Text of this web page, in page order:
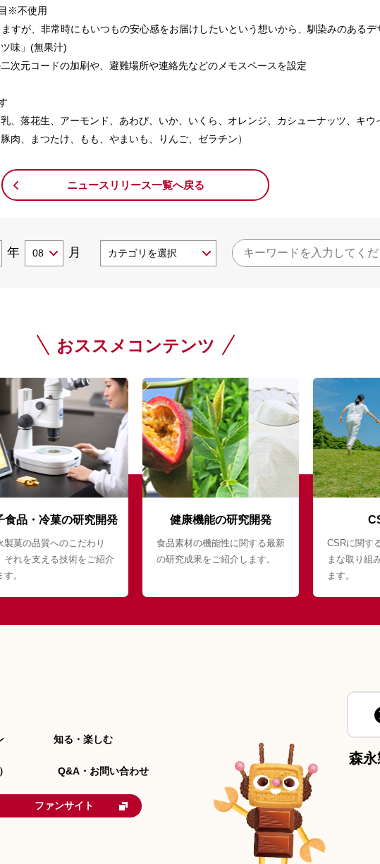
※不使用
すが、非常時にもいつもの安心感をお届けしたいという想いから、馴染みのあるデ
味」(無果汁)
次元コードの加刷や、避難場所や連絡先などのメモスペースを設定
、落花生、アーモンド、あわび、いか、いくら、オレンジ、カシューナッツ、キウ
肉、まつたけ、もも、やまいも、りんご、ゼラチン）
ニュースリリース一覧へ戻る
年 月
おススメコンテンツ
食品・冷菓の研究開発
製菓の品質へのこだわり
それを支える技術をご紹介
す。
健康機能の研究開発
食品素材の機能性に関する最新
の研究成果をご紹介します。
CSRに関す
まな取り組
ます。
知る・楽しむ
Q&A・お問い合わせ
ファンサイト
森